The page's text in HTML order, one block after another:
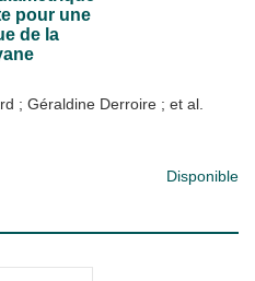
pour une
de la
; Géraldine Derroire ; et al.
Disponible